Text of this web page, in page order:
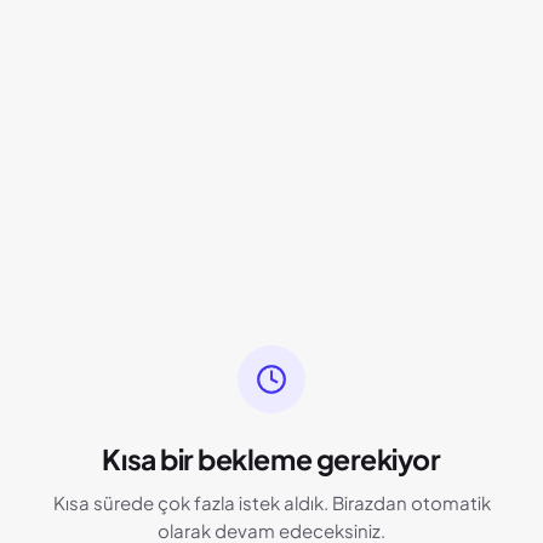
Kısa bir bekleme gerekiyor
Kısa sürede çok fazla istek aldık. Birazdan otomatik
olarak devam edeceksiniz.